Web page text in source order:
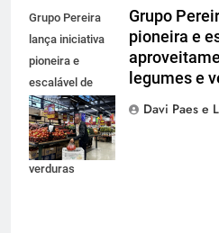
Grupo Pereira
lança iniciativa
pioneira e
escalável de
aproveitamento
de frutas,
legumes e
verduras
Grupo
pioneira e
legumes e
Davi Paes e